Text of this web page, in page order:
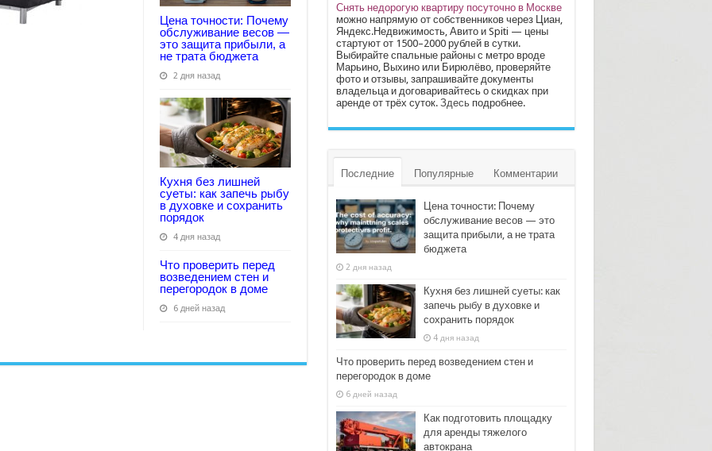
Цена точности: Почему
обслуживание весов —
это защита прибыли, а
не трата бюджета
2 дня назад
Кухня без лишней
суеты: как запечь рыбу
в духовке и сохранить
порядок
4 дня назад
Что проверить перед
возведением стен и
перегородок в доме
6 дней назад
Снять недорогую квартиру посуточно в Москве
можно напрямую от собственников через Циан,
Яндекс.Недвижимость, Авито и Spiti — цены
стартуют от 1500–2000 рублей в сутки.
Выбирайте спальные районы с метро вроде
Марьино, Выхино или Бирюлёво, проверяйте
фото и отзывы, запрашивайте документы
владельца и договаривайтесь о скидках при
аренде от трёх суток. Здесьподробнее.
Последние Популярные Комментарии
Цена точности: Почему
обслуживание весов — это
защита прибыли, а не трата
бюджета
2 дня назад
Кухня без лишней суеты: как
запечь рыбу в духовке и
сохранить порядок
4 дня назад
Что проверить перед возведением стен и
перегородок в доме
6 дней назад
Как подготовить площадку
для аренды тяжелого
автокрана